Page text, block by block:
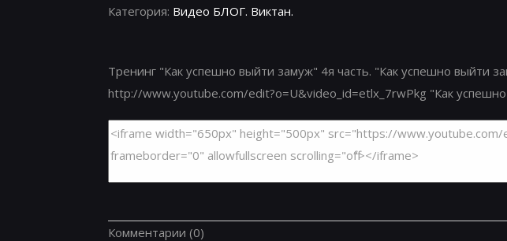
Категория: Видео БЛОГ. Виктан.
Тренинг "Как успешно выйти замуж" 4я часть. "Как успешно выйти
http://www.youtube.com/edit?o=U&video_id=etlx_7rwPkg "Как
Комментарии (0)